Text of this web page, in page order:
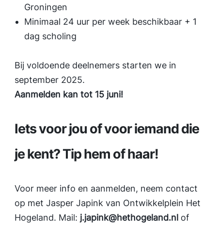
Groningen
Minimaal 24 uur per week beschikbaar + 1
dag scholing
Bij voldoende deelnemers starten we in
september 2025.
Aanmelden kan tot 15 juni!
Iets voor jou of voor iemand die
je kent? Tip hem of haar!
Voor meer info en aanmelden, neem contact
op met Jasper Japink van Ontwikkelplein Het
Hogeland. Mail: j.japink@hethogeland.nl of